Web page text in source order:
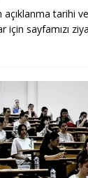
açıklanma tarihi
için sayfamızı